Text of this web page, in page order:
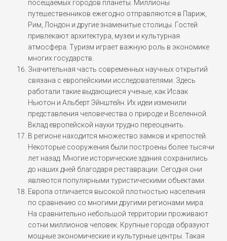
посещаемых городов планеты. Миллионы
путешественников ежегодно отправляются в Париж,
Рим, Лондон и другие знаменитые столицы. Гостей
привлекают архитектура, музеи и культурная
атмосфера. Туризм играет важную роль в экономике
многих государств.
Значительная часть современных научных открытий
связана с европейскими исследователями. Здесь
работали такие выдающиеся ученые, как Исаак
Ньютон и Альберт Эйнштейн. Их идеи изменили
представления человечества о природе и Вселенной.
Вклад европейской науки трудно переоценить.
В регионе находится множество замков и крепостей.
Некоторые сооружения были построены более тысячи
лет назад. Многие исторические здания сохранились
до наших дней благодаря реставрации. Сегодня они
являются популярными туристическими объектами.
Европа отличается высокой плотностью населения
по сравнению со многими другими регионами мира.
На сравнительно небольшой территории проживают
сотни миллионов человек. Крупные города образуют
мощные экономические и культурные центры. Такая